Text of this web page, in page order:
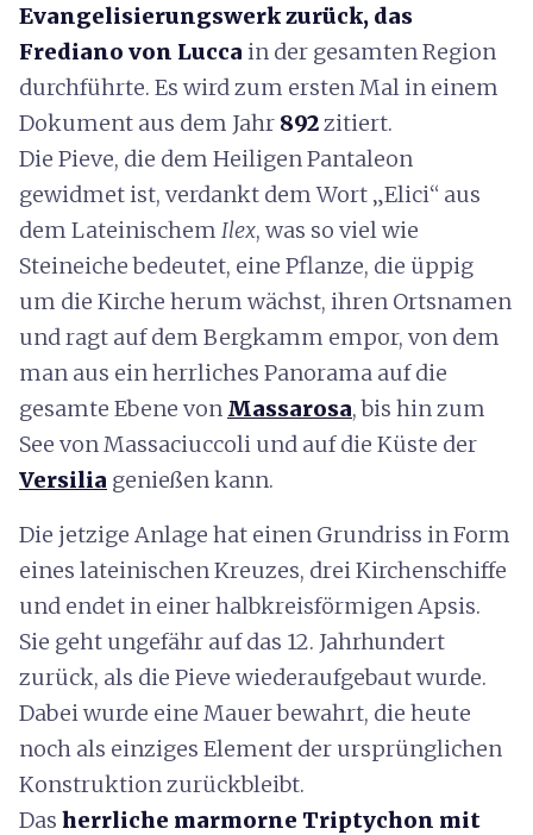
Evangelisierungswerk zurück, das
Frediano von Lucca in der gesamten Region
durchführte. Es wird zum ersten Mal in einem
Dokument aus dem Jahr 892zitiert.
Die Pieve, die dem Heiligen Pantaleon
gewidmet ist, verdankt dem Wort „Elici“ aus
dem Lateinischem Ilex, was so viel wie
Steineiche bedeutet, eine Pflanze, die üppig
um die Kirche herum wächst, ihren Ortsnamen
und ragt auf dem Bergkamm empor, von dem
man aus ein herrliches Panorama auf die
gesamte Ebene von Massarosa, bis hin zum
See von Massaciuccoli und auf die Küste der
Versilia genießen kann.
Die jetzige Anlage hat einen Grundriss in Form
eines lateinischen Kreuzes, drei Kirchenschiffe
und endet in einer halbkreisförmigen Apsis.
Sie geht ungefähr auf das 12. Jahrhundert
zurück, als die Pieve wiederaufgebaut wurde.
Dabei wurde eine Mauer bewahrt, die heute
noch als einziges Element der ursprünglichen
Konstruktion zurückbleibt.
Das herrliche marmorne Triptychon mit